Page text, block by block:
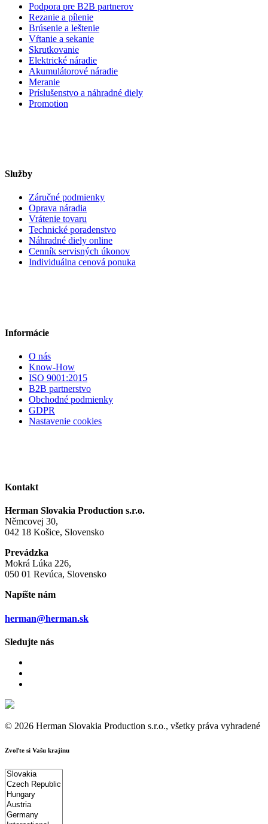
Podpora pre B2B partnerov
Rezanie a pílenie
Brúsenie a leštenie
Vŕtanie a sekanie
Skrutkovanie
Elektrické náradie
Akumulátorové náradie
Meranie
Príslušenstvo a náhradné diely
Promotion
Služby
Záručné podmienky
Oprava náradia
Vrátenie tovaru
Technické poradenstvo
Náhradné diely online
Cenník servisných úkonov
Individuálna cenová ponuka
Informácie
O nás
Know-How
ISO 9001:2015
B2B partnerstvo
Obchodné podmienky
GDPR
Nastavenie cookies
Kontakt
Herman Slovakia Production s.r.o.
Němcovej 30,
042 18 Košice, Slovensko
Prevádzka
Mokrá Lúka 226,
050 01 Revúca, Slovensko
Napíšte nám
herman@herman.sk
Sledujte nás
© 2026 Herman Slovakia Production s.r.o., všetky práva vyhradené
Zvoľte si Vašu krajinu